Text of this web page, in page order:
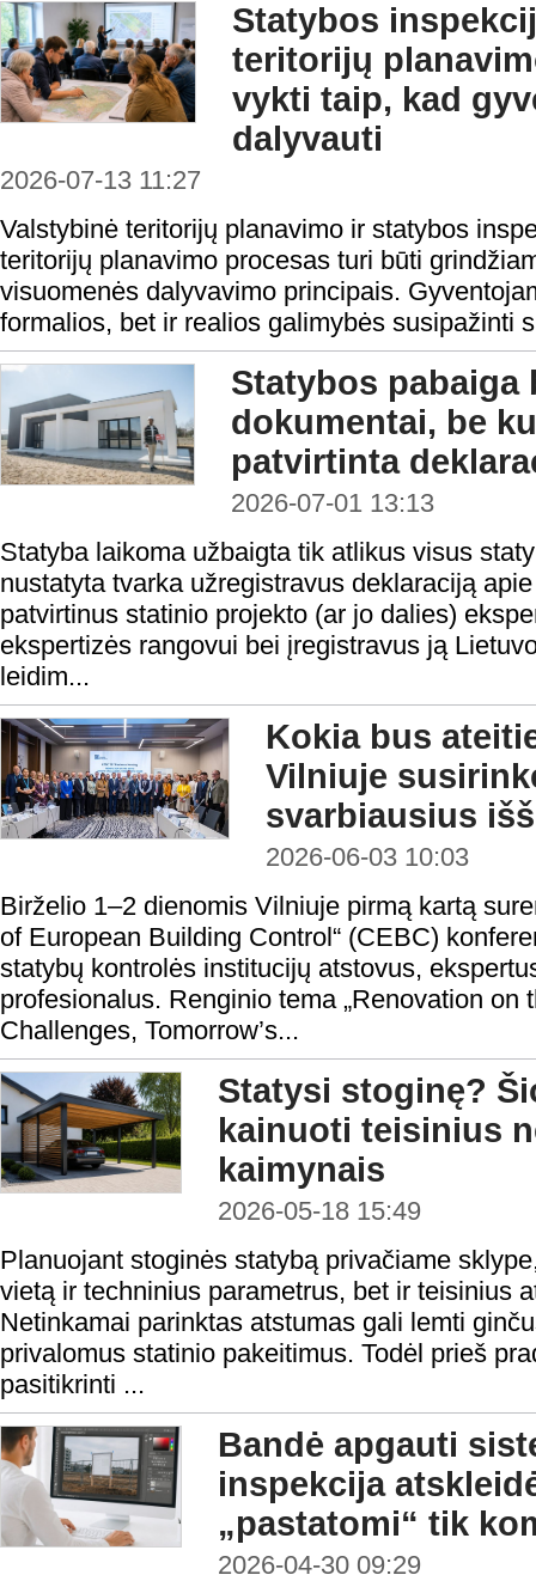
Statybos
teritorijų
vykti taip, kad
dalyvauti
2026-07-13 11:27
Valstybinė teritorijų planavimo ir statybos
teritorijų planavimo procesas turi būti
visuomenės dalyvavimo principais.
formalios, bet ir realios galimybės susipažinti
Statybos pabaiga
dokumentai, be
patvirtinta
2026-07-01 13:13
Statyba laikoma užbaigta tik atlikus visus
nustatyta tvarka užregistravus deklaraciją
patvirtinus statinio projekto (ar jo dalies)
ekspertizės rangovui bei įregistravus ją
leidim...
Kokia bus
Vilniuje
svarbiausius
2026-06-03 10:03
Birželio 1–2 dienomis Vilniuje pirmą kartą
of European Building Control“ (CEBC)
statybų kontrolės institucijų atstovus,
profesionalus. Renginio tema „Renovation on
Challenges, Tomorrow’s...
Statysi stoginę?
kainuoti teisinius
kaimynais
2026-05-18 15:49
Planuojant stoginės statybą privačiame
vietą ir techninius parametrus, bet ir teisinius
Netinkamai parinktas atstumas gali lemti
privalomus statinio pakeitimus. Todėl prieš
pasitikrinti ...
Bandė apgauti
inspekcija
„pastatomi“ tik
2026-04-30 09:29